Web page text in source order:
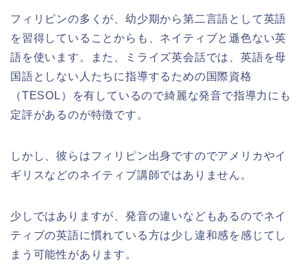
フィリピンの多くが、幼少期から第二言語として英語
を習得していることからも、ネイティブと遜色ない英
語を使います。また、ミライズ英会話では、英語を母
国語としない人たちに指導するための国際資格
（TESOL）を有しているので綺麗な発音で指導力にも
定評があるのが特徴です。
しかし、彼らはフィリピン出身ですのでアメリカやイ
ギリスなどのネイティブ講師ではありません。
少しではありますが、発音の違いなどもあるのでネイ
ティブの英語に慣れている方は少し違和感を感じてし
まう可能性があります。